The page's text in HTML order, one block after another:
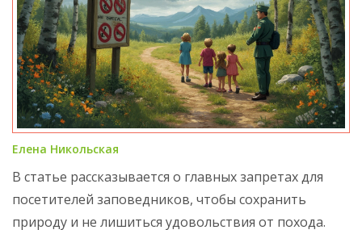
Елена Никольская
В статье рассказывается о главных запретах для
посетителей заповедников, чтобы сохранить
природу и не лишиться удовольствия от похода.